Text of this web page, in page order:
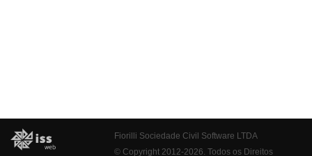
Fiorilli Sociedade Civil Software LTDA
© Copyright 2012-2026. Todos os Direitos